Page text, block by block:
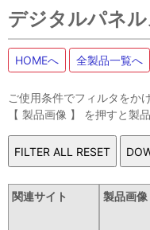
デジタルパネ
HOMEへ 全製品一覧へ
ご使用条件でフィルタをか
【 製品画像 】 を押すと製
関連サイト 製品画像